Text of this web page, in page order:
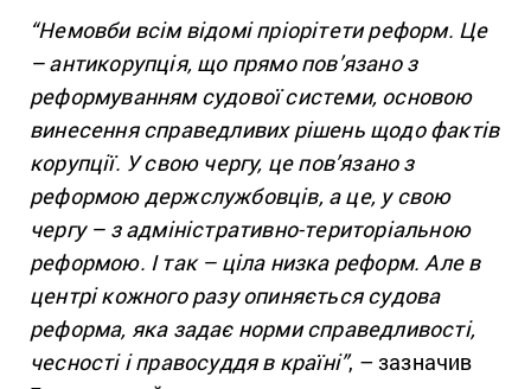
“Немовби всім відомі пріорітети реформ. Це
– антикорупція, що прямо пов’язано з
реформуванням судової системи, основою
винесення справедливих рішень щодо фактів
корупції. У свою чергу, це пов’язано з
реформою держслужбовців, а це, у свою
чергу – з адміністративно-територіальною
реформою. І так – ціла низка реформ. Але в
центрі кожного разу опиняється судова
реформа, яка задає норми справедливості,
чесності і правосуддя в країні”, – зазначив